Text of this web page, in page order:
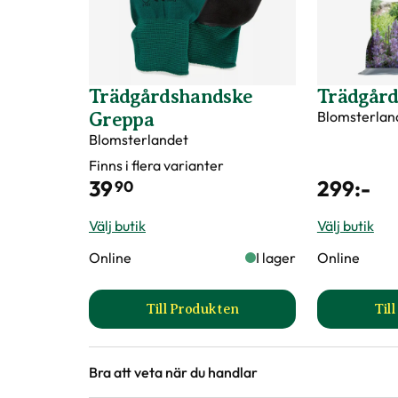
Trädgårdshandske
Greppa
Blomsterlandet
Finns i flera varianter
3990
Välj butik
Online
I lager
Till Produkten
till Trädgårdshandske Greppa
299:-
Välj butik
Online
Till
Bra att veta när du handlar